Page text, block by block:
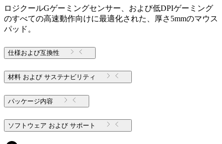
ロジクールGゲーミングセンサー、および低DPIゲーミング
のすべての高速動作向けに最適化された、厚さ5mmのマウス
パッド。
仕様および互換性
材料 および サステナビリティ
パッケージ内容
ソフトウェア および サポート